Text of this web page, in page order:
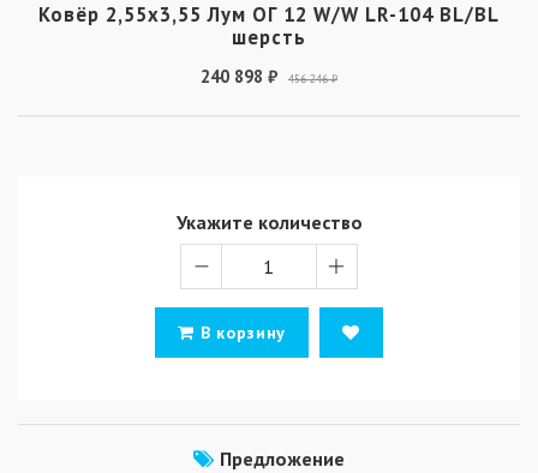
Ковёр 2,55х3,55 Лум ОГ 12 W/W LR-104 BL/BL
шерсть
240 898 ₽ 456 246 ₽
Укажите количество
В корзину
Предложение